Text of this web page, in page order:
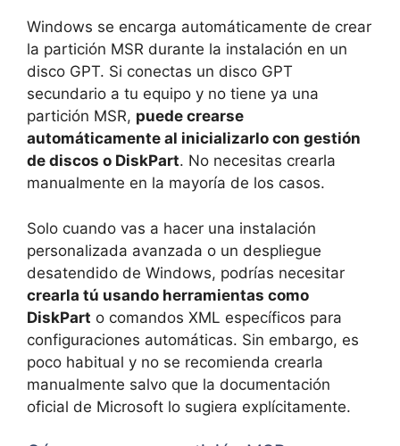
Windows se encarga automáticamente de crear
la partición MSR durante la instalación en un
disco GPT. Si conectas un disco GPT
secundario a tu equipo y no tiene ya una
partición MSR, puede crearse
automáticamente al inicializarlo con gestión
de discos o DiskPart. No necesitas crearla
manualmente en la mayoría de los casos.
Solo cuando vas a hacer una instalación
personalizada avanzada o un despliegue
desatendido de Windows, podrías necesitar
crearla tú usando herramientas como
DiskPart o comandos XML específicos para
configuraciones automáticas. Sin embargo, es
poco habitual y no se recomienda crearla
manualmente salvo que la documentación
oficial de Microsoft lo sugiera explícitamente.